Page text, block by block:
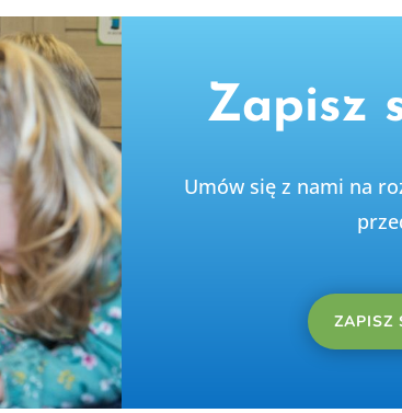
Zapisz
Umów się z nami na
ZAPISZ